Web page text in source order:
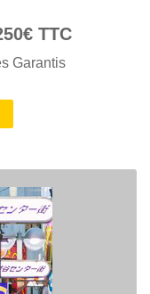
€ TTC
Garantis
signés garantis